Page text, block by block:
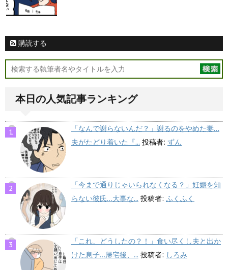
購読する
本日の人気記事ランキング
「なんで謝らないんだ？」謝るのをやめた妻…
夫がたどり着いた『... 投稿者: ずん
「今まで通りじゃいられなくなる？」妊娠を知
らない彼氏…大事な... 投稿者: ふくふく
「これ、どうしたの？！」食い尽くし夫と出か
けた息子…帰宅後、... 投稿者: しろみ